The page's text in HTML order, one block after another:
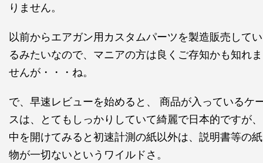
りません。
以前からエアガン用カスタムパーツを製造販売してい
るみたいなので、マニアの方は良くご存知かも知れま
せんが・・・ね。
で、早速レビューを始めると、 商品が入っているケ
スは、とてもしっかりしていて綺麗で日本的ですが、
中を開けてみると初速計測の紙以外は、説明書等の紙
物が一切ないというワイルドさ。